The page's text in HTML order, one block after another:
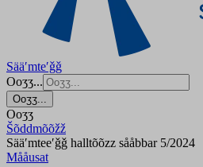
Sääʹmteʹǧǧ
Ooʒʒ...
Ooʒʒ...
Ooʒʒ
Šõddmõõžž
Sääʹmteeʹǧǧ halltõõzz sååbbar 5/2024
Mååusat